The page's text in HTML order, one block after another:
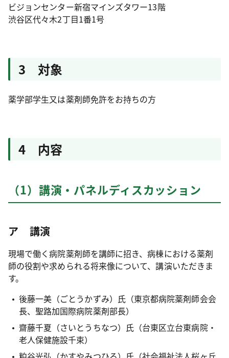
ビジョンセンター新宿マインズタワー13階
渋谷区代々木2丁目1番1号
3 対象
薬学部学生又は薬剤師免許をお持ちの方
4 内容
（1）講演・パネルディスカッション
ア 講演
現場で働く病院薬剤師を講師に招き、病棟における薬剤
師の役割や求められる将来像について、講演いただきま
す。
後藤一美（ごとうかずみ）氏（東京都病院薬剤師会会
長、聖路加国際病院薬剤部長）
齋藤千夏（さいとうちなつ）氏（台東区立台東病院・
老人保健施設千束）